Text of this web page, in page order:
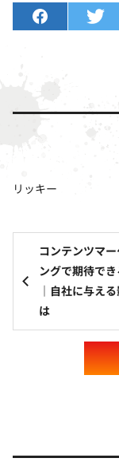
リッキー
コンテンツマー
ングで期待で
｜自社に与え
は